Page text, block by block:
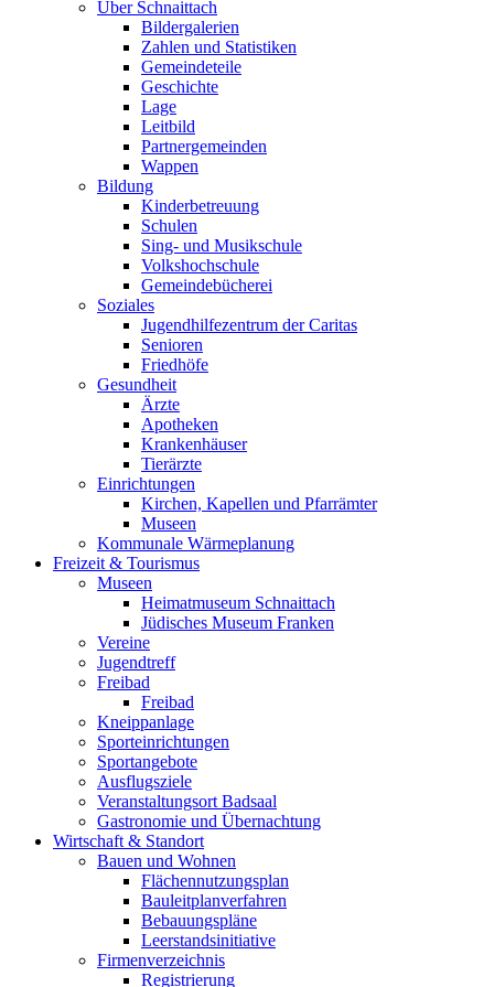
Über Schnaittach
Bildergalerien
Zahlen und Statistiken
Gemeindeteile
Geschichte
Lage
Leitbild
Partnergemeinden
Wappen
Bildung
Kinderbetreuung
Schulen
Sing- und Musikschule
Volkshochschule
Gemeindebücherei
Soziales
Jugendhilfezentrum der Caritas
Senioren
Friedhöfe
Gesundheit
Ärzte
Apotheken
Krankenhäuser
Tierärzte
Einrichtungen
Kirchen, Kapellen und Pfarrämter
Museen
Kommunale Wärmeplanung
Freizeit & Tourismus
Museen
Heimatmuseum Schnaittach
Jüdisches Museum Franken
Vereine
Jugendtreff
Freibad
Freibad
Kneippanlage
Sporteinrichtungen
Sportangebote
Ausflugsziele
Veranstaltungsort Badsaal
Gastronomie und Übernachtung
Wirtschaft & Standort
Bauen und Wohnen
Flächennutzungsplan
Bauleitplanverfahren
Bebauungspläne
Leerstandsinitiative
Firmenverzeichnis
Registrierung